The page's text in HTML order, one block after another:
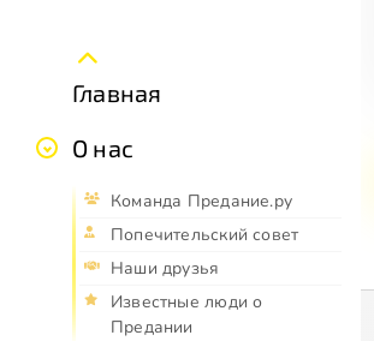
Главная
О нас
Команда Предание.ру
Попечительский совет
Наши друзья
Известные люди о
Предании